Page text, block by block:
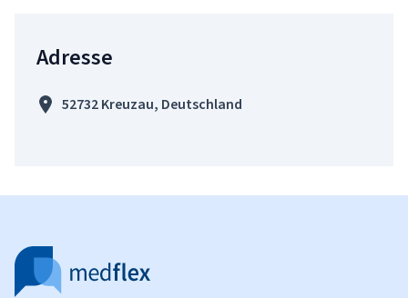
Adresse
52732 Kreuzau, Deutschland